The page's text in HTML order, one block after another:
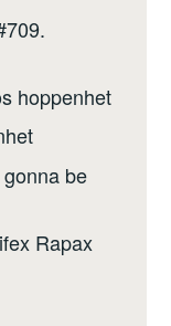
hoppenhet
be
Rapax